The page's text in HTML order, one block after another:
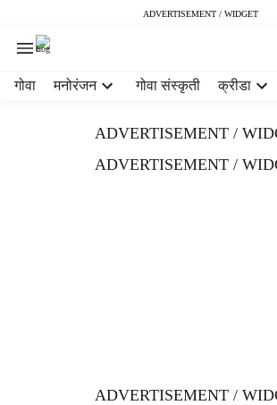
ADVERTISEMENT / WIDGET
गोवा मनोरंजन गोवा संस्कृती क्रीडा
ADVERTISEMENT /
ADVERTISEMENT /
ADVERTISEMENT /